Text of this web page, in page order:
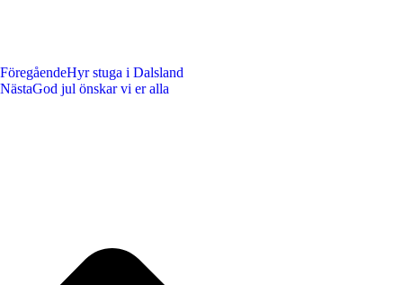
FöregåendeHyr stuga i Dalsland
NästaGod jul önskar vi er alla